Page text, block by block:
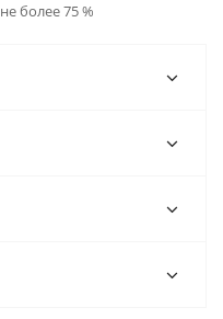
не более 75 %